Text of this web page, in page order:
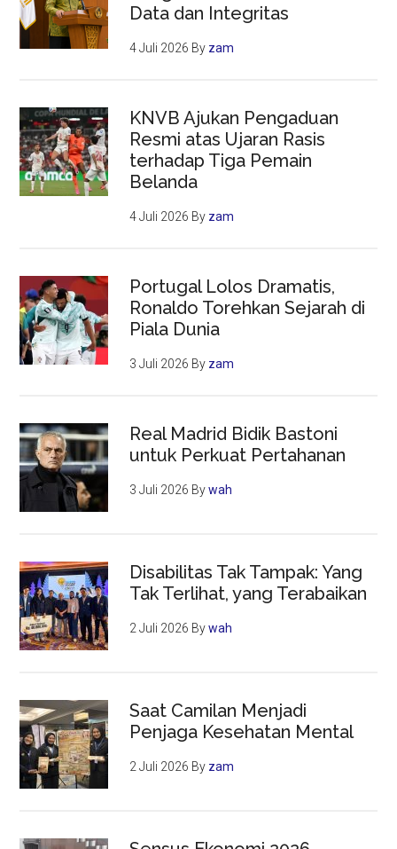
Data dan Integritas
4 Juli 2026 By zam
KNVB Ajukan Pengaduan
Resmi atas Ujaran Rasis
terhadap Tiga Pemain
Belanda
4 Juli 2026 By zam
Portugal Lolos Dramatis,
Ronaldo Torehkan Sejarah di
Piala Dunia
3 Juli 2026 By zam
Real Madrid Bidik Bastoni
untuk Perkuat Pertahanan
3 Juli 2026 Bywah
Disabilitas Tak Tampak: Yang
Tak Terlihat, yang Terabaikan
2 Juli 2026 Bywah
Saat Camilan Menjadi
Penjaga Kesehatan Mental
2 Juli 2026 By zam